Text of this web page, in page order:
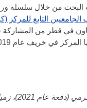
البحث من خلال سلسلة
الجامعيين التابع للمركز
في قطر من المشاركة
المركز في خريف عام 2019.
مقال بقلم